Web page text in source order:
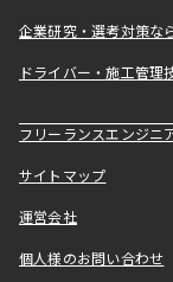
企業研究・選考対策な
ドライバー・施工管理
フリーランスエンジニ
サイトマップ
運営会社
個人様のお問い合わせ